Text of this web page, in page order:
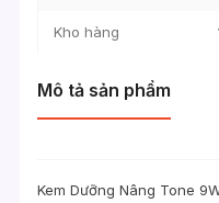
Kho hàng
Mô tả sản phẩm
Kem Dưỡng Nâng Tone